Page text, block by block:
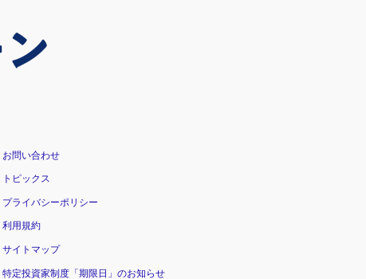
お問い合わせ
トピックス
プライバシーポリシー
利用規約
サイトマップ
特定投資家制度「期限日」のお知らせ